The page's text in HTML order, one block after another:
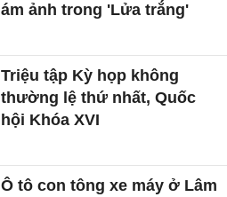
ám ảnh trong 'Lửa trắng'
Triệu tập Kỳ họp không
thường lệ thứ nhất, Quốc
hội Khóa XVI
Ô tô con tông xe máy ở Lâm